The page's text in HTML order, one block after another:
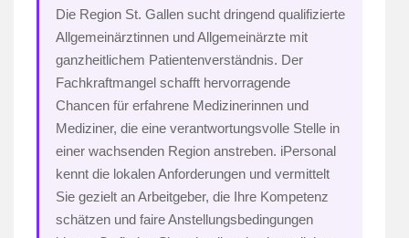
Die Region St. Gallen sucht dringend qualifizierte
Allgemeinärztinnen und Allgemeinärzte mit
ganzheitlichem Patientenverständnis. Der
Fachkraftmangel schafft hervorragende
Chancen für erfahrene Medizinerinnen und
Mediziner, die eine verantwortungsvolle Stelle in
einer wachsenden Region anstreben. iPersonal
kennt die lokalen Anforderungen und vermittelt
Sie gezielt an Arbeitgeber, die Ihre Kompetenz
schätzen und faire Anstellungsbedingungen